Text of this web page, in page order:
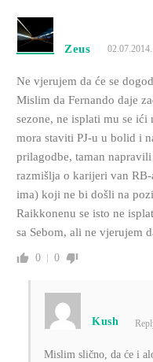
Zeus
Ne vjerujem da će se
Mislim da Fernando daje
sezone, ne isplati mu se
mora staviti PJ-u u bolid i
prilagodbe, taman
razmišlja o karijeri van
ima) koji ne bi došli na
Raikkonenu se isto ne
sa Sebom, ali ne vjerujem
0 0
Kush
Mislim slično, da će i